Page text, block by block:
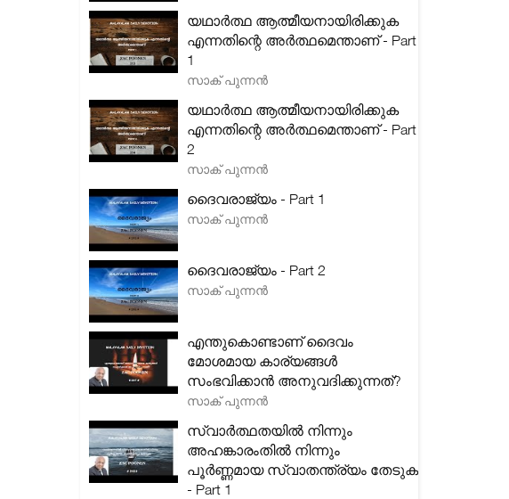
യഥാർത്ഥ ആത്മീയനായിരിക്കുക
എന്നതിന്റെ അർത്ഥമെന്താണ് - Part
1
സാക് പുന്നൻ
യഥാർത്ഥ ആത്മീയനായിരിക്കുക
എന്നതിന്റെ അർത്ഥമെന്താണ് - Part
2
സാക് പുന്നൻ
ദൈവരാജ്യം - Part 1
സാക് പുന്നൻ
ദൈവരാജ്യം - Part 2
സാക് പുന്നൻ
എന്തുകൊണ്ടാണ് ദൈവം
മോശമായ കാര്യങ്ങൾ
സംഭവിക്കാൻ അനുവദിക്കുന്നത്?
സാക് പുന്നൻ
സ്വാർത്ഥതയിൽ നിന്നും
അഹങ്കാരംതിൽ നിന്നും
പൂർണ്ണമായ സ്വാതന്ത്ര്യം തേടുക
- Part 1